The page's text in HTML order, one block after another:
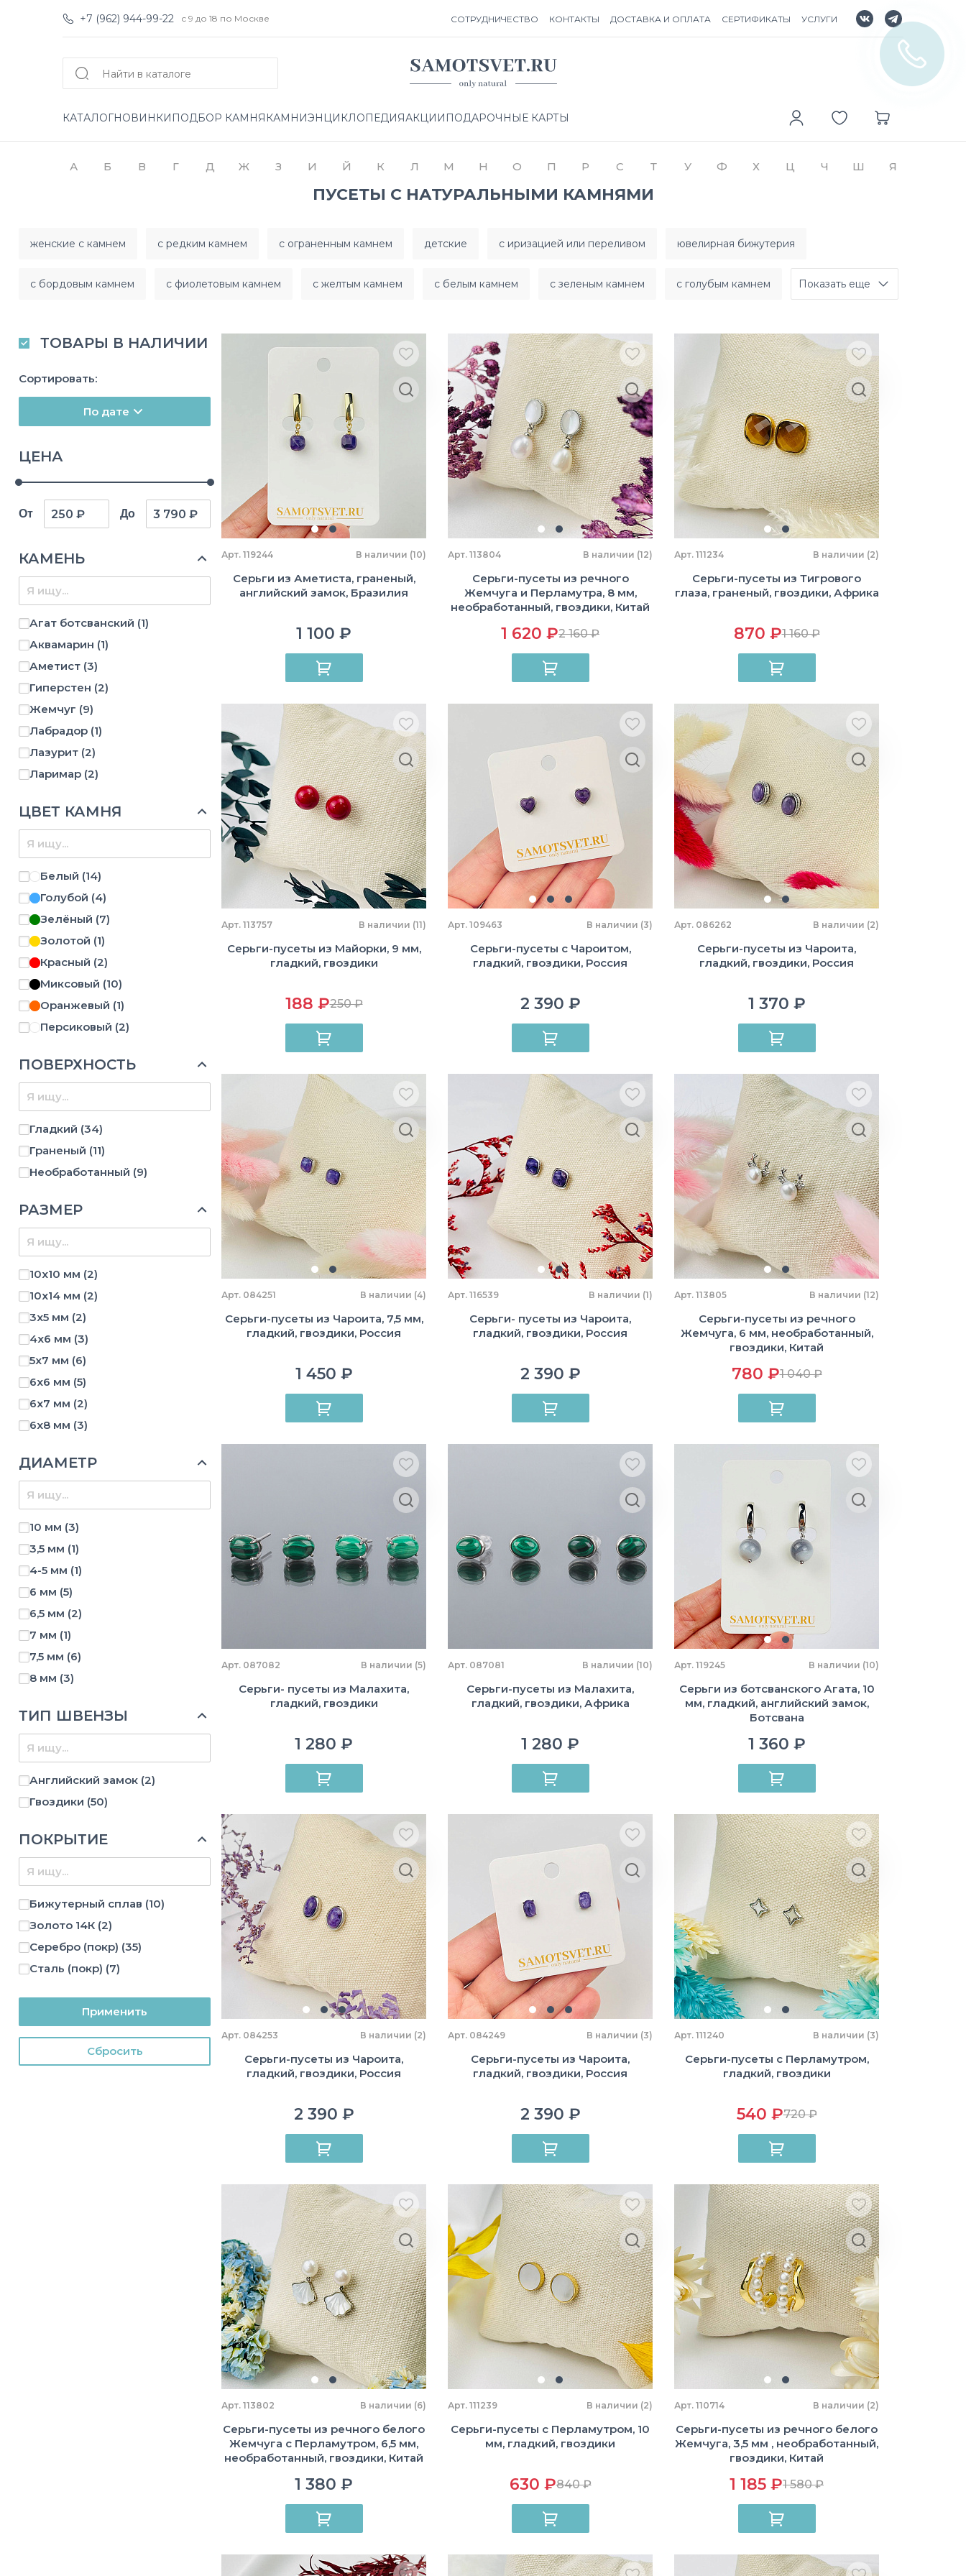
+7 (962) 944-99-22 с 9 до 18 по Москве СОТРУДНИЧЕСТВО КОНТАКТЫ ДОСТАВКА И ОПЛАТА СЕРТИФИКАТЫ УСЛУГИ
КАТАЛОГНОВИНКИ ПОДБОР КАМНЯ КАМНИЭНЦИКЛОПЕДИЯАКЦИИ ПОДАРОЧНЫЕ КАРТЫ
А Б В Г Д Ж З И Й К Л М Н О П Р С Т У Ф Х Ц Ч Ш Я
ПУСЕТЫ С НАТУРАЛЬНЫМИ КАМНЯМИ
женские с камнем с редким камнем с ограненным камнем детские с иризацией или переливом ювелирная бижутерия
с бордовым камнем с фиолетовым камнем с желтым камнем с белым камнем с зеленым камнем с голубым камнем Показать еще
ТОВАРЫ В НАЛИЧИИ
Сортировать:
По дате
ЦЕНА
От До
КАМЕНЬ
Агат ботсванский (1)
Аквамарин (1)
Аметист (3)
Гиперстен (2)
Жемчуг (9)
Лабрадор (1)
Лазурит (2)
Ларимар (2)
Майорка(1)
Малахит
Нефрит(1)
Опал(7)
Перламутр(5)
Рубин(1)
Солнечный камень
Тигровый глаз
Топаз(1)
Хризолит(4)
Чароит(6)
ЦВЕТ КАМНЯ
Белый (14)
Голубой (4)
Зелёный (7)
Золотой (1)
Красный (2)
Миксовый (10)
Оранжевый (1)
Персиковый (2)
Серый(1)
Синий
Сиреневый(4)
Фиолетовый
ПОВЕРХНОСТЬ
Гладкий (34)
Граненый (11)
Необработанный (9)
РАЗМЕР
10х10 мм (2)
10х14 мм (2)
3х5 мм (2)
4х6 мм (3)
5х7 мм (6)
6х6 мм (5)
6х7 мм (2)
6х8 мм (3)
7х9 мм(3)
9х10 мм
9х9 мм(1)
ДИАМЕТР
10 мм (3)
3,5 мм (1)
4-5 мм (1)
6 мм (5)
6,5 мм (2)
7 мм (1)
7,5 мм (6)
8 мм (3)
9 мм(1)
ТИП ШВЕНЗЫ
Английский замок (2)
Гвоздики (50)
ПОКРЫТИЕ
Бижутерный сплав (10)
Золото 14К (2)
Серебро (покр) (35)
Сталь (покр) (7)
Применить
Cбросить
Арт. 119244 В наличии (10)
Серьги из Аметиста, граненый,
английский замок, Бразилия
1 100 ₽
Арт. 113804 В наличии (12)
Серьги-пусеты из речного
Жемчуга и Перламутра, 8 мм,
необработанный, гвоздики, Китай
1 620 ₽2 160 ₽
Арт. 111234 В наличии (2)
Серьги-пусеты из Тигрового
глаза, граненый, гвоздики, Африка
870 ₽1 160 ₽
Арт. 113757 В наличии (11)
Серьги-пусеты из Майорки, 9 мм,
гладкий, гвоздики
188 ₽250 ₽
Арт. 109463 В наличии (3)
Серьги-пусеты с Чароитом,
гладкий, гвоздики, Россия
2 390 ₽
Арт. 086262 В наличии (2)
Серьги-пусеты из Чароита,
гладкий, гвоздики, Россия
1 370 ₽
Арт. 084251 В наличии (4)
Серьги-пусеты из Чароита, 7,5 мм,
гладкий, гвоздики, Россия
1 450 ₽
Арт. 116539 В наличии (1)
Серьги- пусеты из Чароита,
гладкий, гвоздики, Россия
2 390 ₽
Арт. 113805 В наличии (12)
Серьги-пусеты из речного
Жемчуга, 6 мм, необработанный,
гвоздики, Китай
780 ₽1 040 ₽
Арт. 087082 В наличии (5)
Серьги- пусеты из Малахита,
гладкий, гвоздики
1 280 ₽
Арт. 087081 В наличии (10)
Серьги-пусеты из Малахита,
гладкий, гвоздики, Африка
1 280 ₽
Арт. 119245 В наличии (10)
Серьги из ботсванского Агата, 10
мм, гладкий, английский замок,
Ботсвана
1 360 ₽
Арт. 084253 В наличии (2)
Серьги-пусеты из Чароита,
гладкий, гвоздики, Россия
2 390 ₽
Арт. 084249 В наличии (3)
Серьги-пусеты из Чароита,
гладкий, гвоздики, Россия
2 390 ₽
Арт. 111240 В наличии (3)
Серьги-пусеты с Перламутром,
гладкий, гвоздики
540 ₽720 ₽
Арт. 113802 В наличии (6)
Серьги-пусеты из речного белого
Жемчуга с Перламутром, 6,5 мм,
необработанный, гвоздики, Китай
1 380 ₽
Арт. 111239 В наличии (2)
Серьги-пусеты с Перламутром, 10
мм, гладкий, гвоздики
630 ₽840 ₽
Арт. 110714 В наличии (2)
Серьги-пусеты из речного белого
Жемчуга, 3,5 мм , необработанный,
гвоздики, Китай
1 185 ₽1 580 ₽